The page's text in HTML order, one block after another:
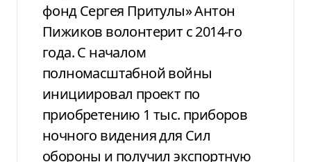
фонд Сергея Притулы» Антон
Пижиков волонтерит с 2014-го
года. С началом
полномасштабной войны
инициировал проект по
приобретению 1 тыс. приборов
ночного видения для Сил
обороны и получил экспортную